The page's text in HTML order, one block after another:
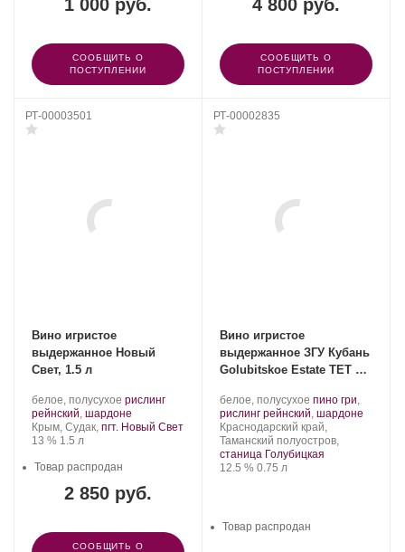
1 000 руб.
СООБЩИТЬ О
ПОСТУПЛЕНИИ
4 800 руб.
СООБЩИТЬ О
ПОСТУПЛЕНИИ
РТ-00003501
Вино игристое
выдержанное Новый
Свет, 1.5 л
Производитель:
Новый
Свет.
белое, полусухое .
Сорт
винограда:
рислинг
рейнский, шардоне
Регион:
Крым, Судак, пгт. Новый Свет
Крепость
13 %. Объем
1.5 л
2 850 руб.
Товар распродан
СООБЩИТЬ О
РТ-00002835
Вино игристое
выдержанное ЗГУ Кубань
Golubitskoe Estate ТЕТ ДЕ
Производитель:
Поместье
Голубицкое.
белое, полусухое .
Сорт
винограда:
пино гри,
рислинг рейнский, шардоне
Регион:
Краснодарский край,
Таманский полуостров,
станица Голубицкая
Крепость
12.5 %. Объем
0.75 л
Товар распродан